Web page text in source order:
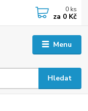
Menu
Hledat
0 ks
za 0 Kč